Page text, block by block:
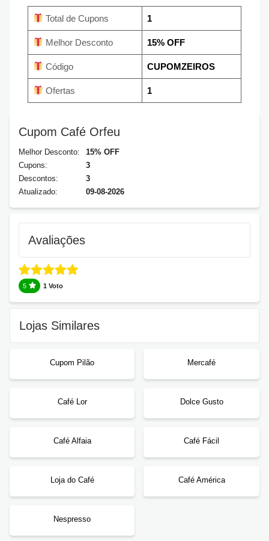
Total de Cupons 1
Melhor Desconto 15% OFF
Código CUPOMZEIROS
Ofertas 1
Cupom Café Orfeu
Melhor Desconto:
15% OFF
Cupons:
3
Descontos:
3
Atualizado:
09-08-2026
Avaliações
5 1 Voto
Lojas Similares
Cupom Pilão Mercafé
Café Lor Dolce Gusto
Café Alfaia Café Fácil
Loja do Café Café América
Nespresso